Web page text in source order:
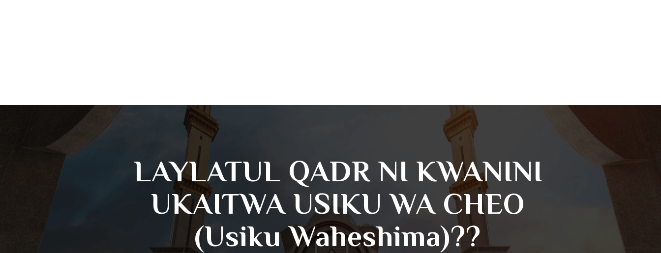
LAYLATUL QADR NI KWANINI
UKAITWA USIKU WA CHEO
(usiku Waheshima)??